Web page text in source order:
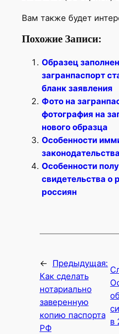
Вам также будет
Похожие Записи:
Образец
загранпаспорт
бланк заявления
Фото на
фотография на
нового образца
Особенности
Особенности
свидетельства о
россиян
←
Предыдущая:
Как сделать
нотариально
заверенную
копию паспорта
РФ
в